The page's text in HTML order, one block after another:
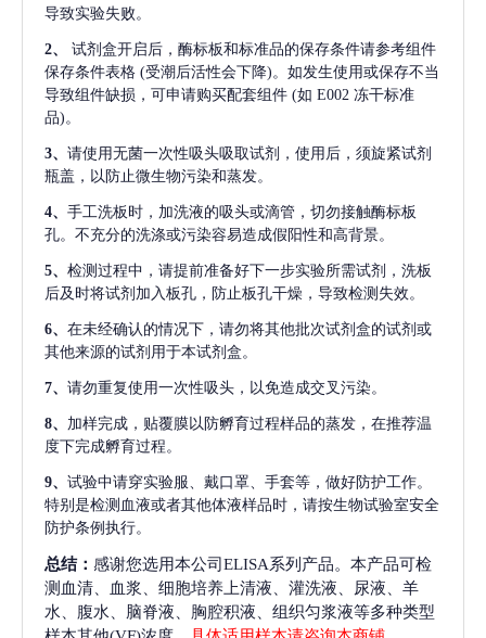
导致实验失败。
2、
试剂盒开启后，酶标板和标准品的保存条件请参考组件
保存条件表格 (受潮后活性会下降)。如发生使用或保存不当
导致组件缺损，可申请购买配套组件 (如 E002 冻干标准
品)。
3、 请使用无菌一次性吸头吸取试剂，使用后，须旋紧试剂
瓶盖，以防止微生物污染和蒸发。
4、 手工洗板时，加洗液的吸头或滴管，切勿接触酶标板
孔。不充分的洗涤或污染容易造成假阳性和高背景。
5、 检测过程中，请提前准备好下一步实验所需试剂，洗板
后及时将试剂加入板孔，防止板孔干燥，导致检测失效。
6、 在未经确认的情况下，请勿将其他批次试剂盒的试剂或
其他来源的试剂用于本试剂盒。
7、 请勿重复使用一次性吸头，以免造成交叉污染。
8、 加样完成，贴覆膜以防孵育过程样品的蒸发，在推荐温
度下完成孵育过程。
9、 试验中请穿实验服、戴口罩、手套等，做好防护工作。
特别是检测血液或者其他体液样品时，请按生物试验室安全
防护条例执行。
总结： 感谢您选用本公司ELISA系列产品。本产品可检
测血清、血浆、细胞培养上清液、灌洗液、尿液、羊
水、腹水、脑脊液、胸腔积液、组织匀浆液等多种类型